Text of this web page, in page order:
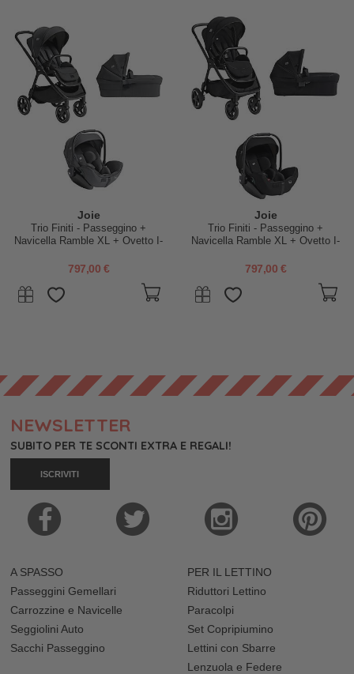
Joie
Trio Finiti - Passeggino +
Navicella Ramble XL + Ovetto I-
797,00 €
Joie
Trio Finiti - Passeggino +
Navicella Ramble XL + Ovetto I-
797,00 €
NEWSLETTER
SUBITO PER TE SCONTI EXTRA E REGALI!
ISCRIVITI
A SPASSO
Passeggini Gemellari
Carrozzine e Navicelle
Seggiolini Auto
Sacchi Passeggino
PER IL LETTINO
Riduttori Lettino
Paracolpi
Set Copripiumino
Lettini con Sbarre
Lenzuola e Federe